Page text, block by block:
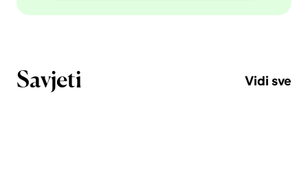
Savjeti Vidi sve